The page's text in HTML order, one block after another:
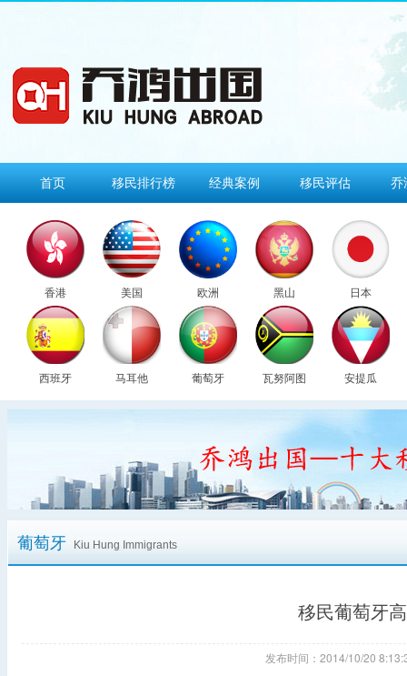
首页 移民排行榜 经典案例 移民评估 乔
香港 美国 欧洲 黑山 日本
西班牙 马耳他 葡萄牙 瓦努阿图 安提瓜
葡萄牙 Kiu Hung Immigrants
移民葡萄牙
发布时间：2014/10/20